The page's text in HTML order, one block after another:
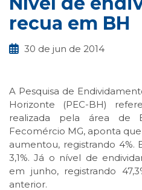
recua em BH
30 de jun de 2014
A Pesquisa de
Horizonte (PEC-BH)
realizada pela área de
Fecomércio MG, aponta
aumentou, registrando 4%.
3,1%. Já o nível de
em junho, registrando
anterior.